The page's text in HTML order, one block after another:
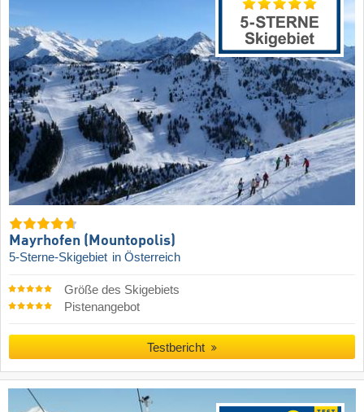
Mayrhofen (Mountopolis)
5-Sterne-Skigebiet in Österreich
Größe des Skigebiets
Pistenangebot
Testbericht